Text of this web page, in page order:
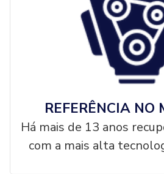
REFERÊNCIA NO
Há mais de 13 anos
com a mais alta